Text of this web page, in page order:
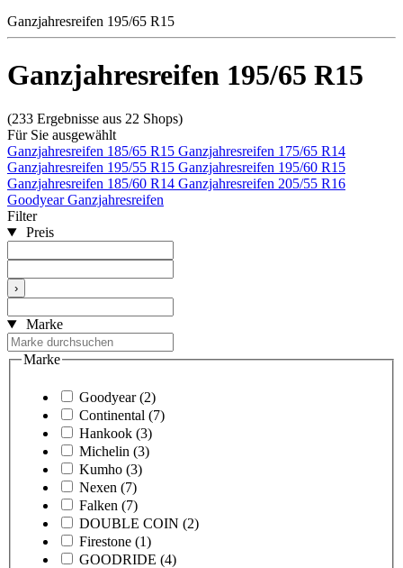
Ganzjahresreifen 195/65 R15
Ganzjahresreifen 195/65 R15
(233 Ergebnisse aus 22 Shops)
Für Sie ausgewählt
Ganzjahresreifen 185/65 R15 Ganzjahresreifen 175/65 R14
Ganzjahresreifen 195/55 R15 Ganzjahresreifen 195/60 R15
Ganzjahresreifen 185/60 R14 Ganzjahresreifen 205/55 R16
Goodyear Ganzjahresreifen
Filter
Preis
›
Marke
Marke
Goodyear (2)
Continental (7)
Hankook (3)
Michelin (3)
Kumho (3)
Nexen (7)
Falken (7)
DOUBLE COIN (2)
Firestone (1)
GOODRIDE (4)